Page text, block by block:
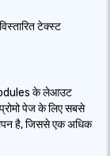
टेक्स्ट
के लेआउट
पेज के लिए सबसे
है, जिससे एक अधिक